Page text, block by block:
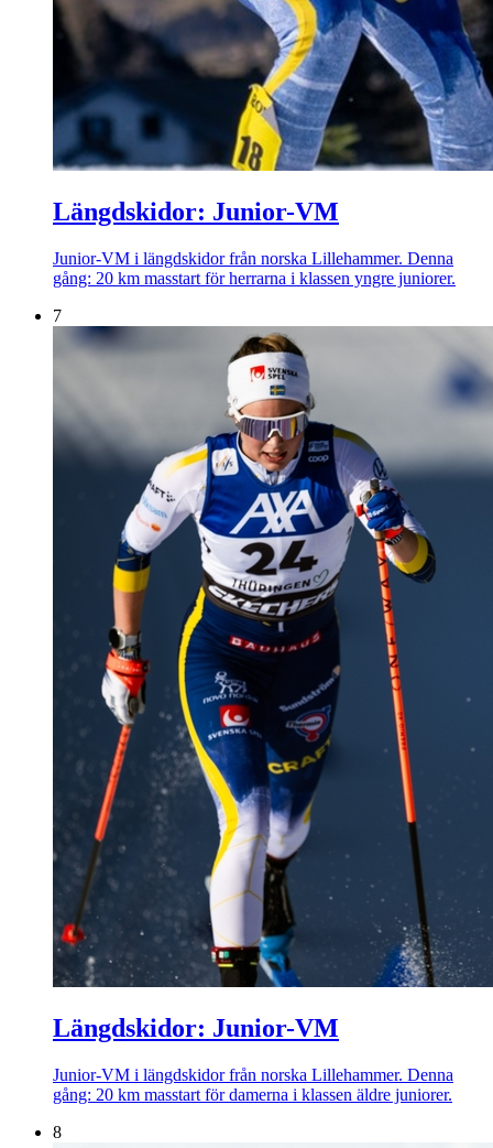
Längdskidor: Junior-VM
Junior-VM i längdskidor från norska Lillehammer. Denna
gång: 20 km masstart för herrarna i klassen yngre juniorer.
7
Längdskidor: Junior-VM
Junior-VM i längdskidor från norska Lillehammer. Denna
gång: 20 km masstart för damerna i klassen äldre juniorer.
8